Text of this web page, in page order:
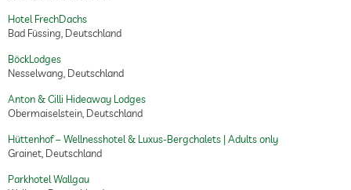
Hotel FrechDachs
Bad Füssing, Deutschland
BöckLodges
Nesselwang, Deutschland
Anton & Cilli Hideaway Lodges
Obermaiselstein, Deutschland
Hüttenhof – Wellnesshotel & Luxus-Bergchalets | Adults only
Grainet, Deutschland
Parkhotel Wallgau